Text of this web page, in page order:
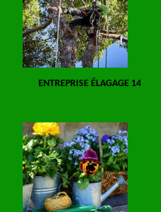
ENTREPRISE ÉLAGAGE 14